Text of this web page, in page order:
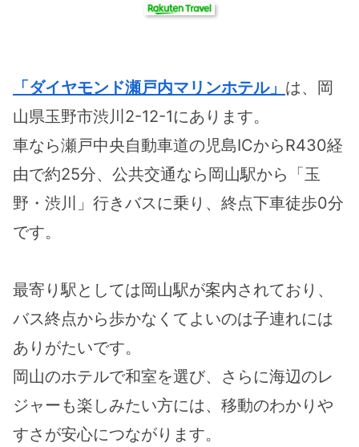
「ダイヤモンド瀬戸内マリンホテル」 は、岡
山県玉野市渋川2-12-1にあります。
車なら瀬戸中央自動車道の児島ICからR430経
由で約25分、公共交通なら岡山駅から「玉
野・渋川」行きバスに乗り、終点下車徒歩0分
です。
最寄り駅としては岡山駅が案内されており、
バス終点から歩かなくてよいのは子連れには
ありがたいです。
岡山のホテルで和室を選び、さらに海辺のレ
ジャーも楽しみたい方には、移動のわかりや
すさが安心につながります。